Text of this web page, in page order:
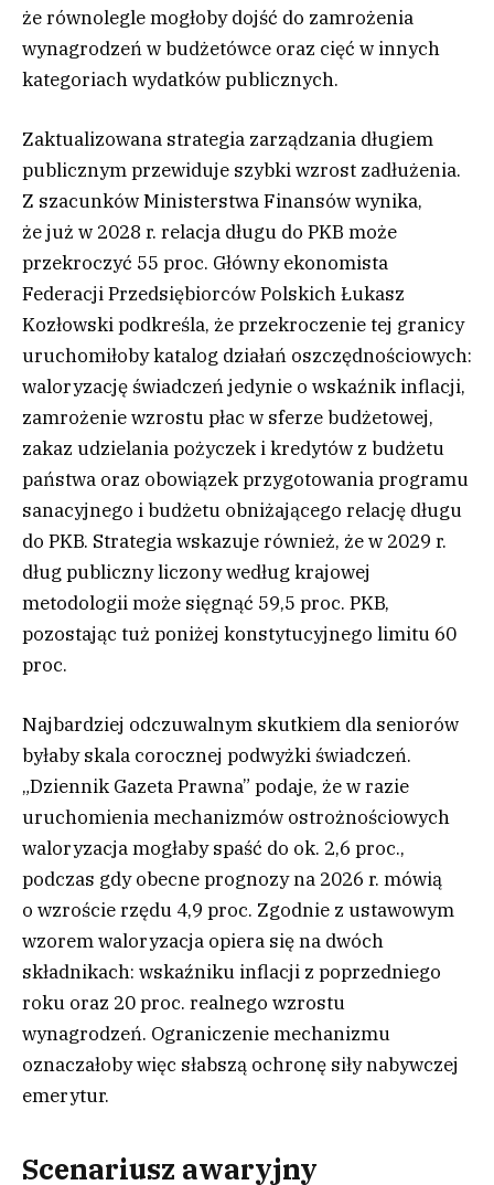
że równolegle mogłoby dojść do zamrożenia
wynagrodzeń w budżetówce oraz cięć w innych
kategoriach wydatków publicznych.
Zaktualizowana strategia zarządzania długiem
publicznym przewiduje szybki wzrost zadłużenia.
Z szacunków Ministerstwa Finansów wynika,
że już w 2028 r. relacja długu do PKB może
przekroczyć 55 proc. Główny ekonomista
Federacji Przedsiębiorców Polskich Łukasz
Kozłowski podkreśla, że przekroczenie tej granicy
uruchomiłoby katalog działań oszczędnościowych:
waloryzację świadczeń jedynie o wskaźnik inflacji,
zamrożenie wzrostu płac w sferze budżetowej,
zakaz udzielania pożyczek i kredytów z budżetu
państwa oraz obowiązek przygotowania programu
sanacyjnego i budżetu obniżającego relację długu
do PKB. Strategia wskazuje również, że w 2029 r.
dług publiczny liczony według krajowej
metodologii może sięgnąć 59,5 proc. PKB,
pozostając tuż poniżej konstytucyjnego limitu 60
proc.
Najbardziej odczuwalnym skutkiem dla seniorów
byłaby skala corocznej podwyżki świadczeń.
„Dziennik Gazeta Prawna” podaje, że w razie
uruchomienia mechanizmów ostrożnościowych
waloryzacja mogłaby spaść do ok. 2,6 proc.,
podczas gdy obecne prognozy na 2026 r. mówią
o wzroście rzędu 4,9 proc. Zgodnie z ustawowym
wzorem waloryzacja opiera się na dwóch
składnikach: wskaźniku inflacji z poprzedniego
roku oraz 20 proc. realnego wzrostu
wynagrodzeń. Ograniczenie mechanizmu
oznaczałoby więc słabszą ochronę siły nabywczej
emerytur.
Scenariusz awaryjny